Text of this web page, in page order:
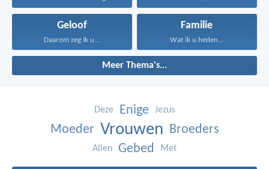
Geloof
Daarom zeg Ik u...
Familie
Wat ik u heden...
Meer Thema's...
Deze Enige Jezus
Moeder Vrouwen Broeders
Allen Gebed Met